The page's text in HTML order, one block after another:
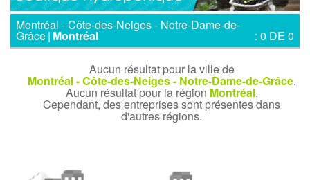
Montréal - Côte-des-Neiges - Notre-Dame-de-
Grâce| Montréal : 0 DE 0
Aucun résultat pour la ville de
Montréal - Côte-des-Neiges - Notre-Dame-de-Grâce.
Aucun résultat pour la région Montréal.
Cependant, des entreprises sont présentes dans
d'autres régions.